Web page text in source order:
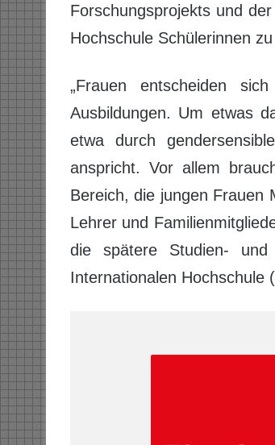
Forschungsprojekts und
Hochschule Schülerinnen
„Frauen entscheiden
Ausbildungen. Um etwas
etwa durch
anspricht. Vor allem
Bereich, die jungen Frauen
Lehrer und
die spätere Studien- und
Internationalen Hochschule